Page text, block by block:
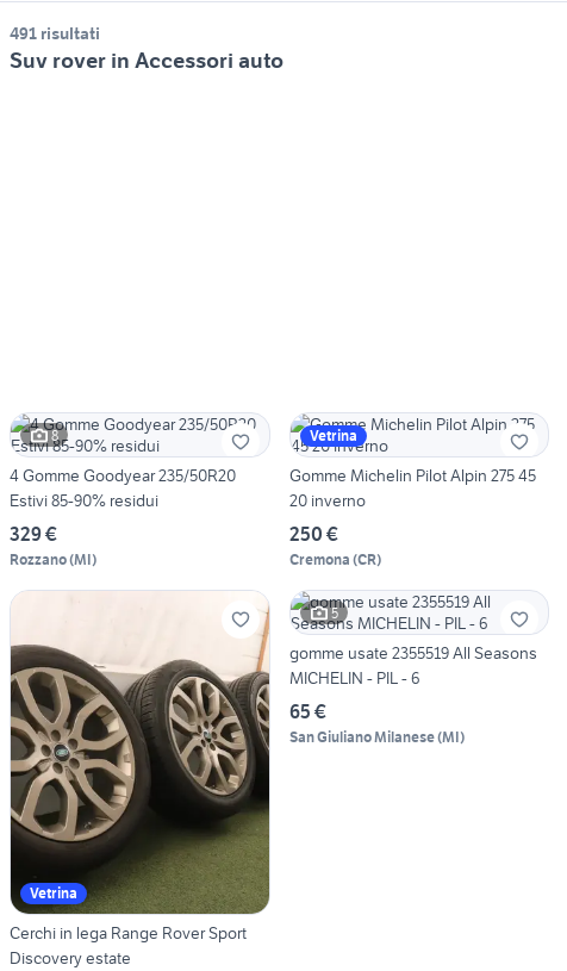
491 risultati
Suv rover in Accessori auto
8
4 Gomme Goodyear 235/50R20
Estivi 85-90% residui
329 €
Rozzano(MI)
Vetrina
Gomme Michelin Pilot Alpin 275 45
20 inverno
250 €
Cremona (CR)
Vetrina
Cerchi in lega Range Rover Sport
Discovery estate
5
gomme usate 2355519 All Seasons
MICHELIN - PIL - 6
65 €
San Giuliano Milanese(MI)